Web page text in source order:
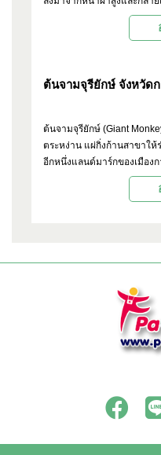
ป่าไม้ร่มรื่น ที่นี่จึงเป็นหนึ่งใ
ต้นจามจุรียักษ์ จังหวัด
ต้นจามจุรียักษ์ (Giant
ตระหง่าน แผ่กิ่งก้านสาขาใ
อีกหนึ่งแลนด์มาร์กของเมือง